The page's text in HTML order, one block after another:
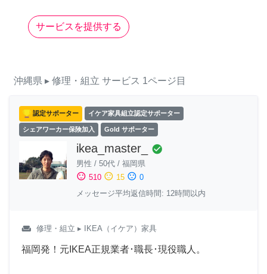
サービスを提供する
沖縄県 ▸ 修理・組立 サービス 1ページ目
認定サポーター イケア家具組立認定サポーター
シェアワーカー保険加入 Gold サポーター
ikea_master_ check_circle
男性 / 50代 / 福岡県
sentiment_satisfied 510 sentiment_neutral 15 sentiment_dissatisfied 0
メッセージ平均返信時間: 12時間以内
weekend 修理・組立 ▸ IKEA（イケア）家具
福岡発！元IKEA正規業者･職長･現役職人。